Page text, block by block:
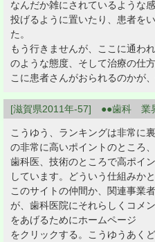
なんだか雑にされているような
投げるように置いたり、患者を
た。
もう行きませんが、ここに通わ
のような態度、そして治療の仕
こに患者さんがおられるのかが
[滋賀県2011年-57] ●●歯科 業
こうゆう、ランキングは非常に
の非常に高いポイントのところ
歯科医、技術のところで高ポイ
しています。どういう仕組みか
このサイトの仲間か、関連事業
が、歯科医院にそれらしくコメ
をあげるためにホームページ
をクリックする。こうゆうあく